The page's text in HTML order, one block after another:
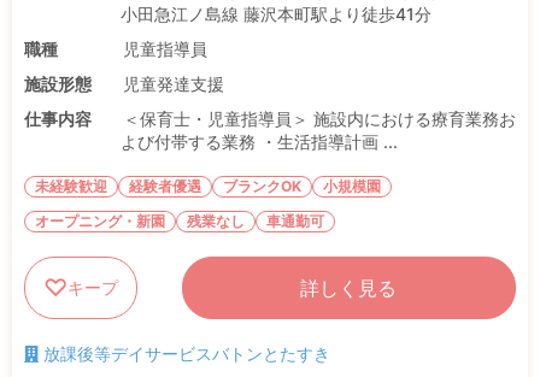
小田急江ノ島線 藤沢本町駅より徒歩41分
職種
児童指導員
施設形態
児童発達支援
仕事内容
＜保育士・児童指導員＞ 施設内における療育業務お
よび付帯する業務 ・生活指導計画 ...
未経験歓迎 経験者優遇 ブランクOK
小規模園
オープニング・新園
残業なし 車通勤可
キープ 詳しく見る
放課後等デイサービスバトンとたすき